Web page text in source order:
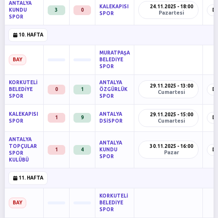
ANTALYA
KUNDU
SPOR
3 0
KALEKAPISI
SPOR
24.11.2025 - 18:00
Pazartesi
10. HAFTA
BAY
MURATPAŞA
BELEDİYE
SPOR
KORKUTELİ
BELEDİYE
SPOR
0 1
ANTALYA
ÖZGÜRLÜK
SPOR
29.11.2025 - 13:00
Cumartesi
KALEKAPISI
SPOR
1 9
ANTALYA
DSİSPOR
29.11.2025 - 15:00
Cumartesi
ANTALYA
TOPÇULAR
SPOR
KULÜBÜ
1 4
ANTALYA
KUNDU
SPOR
30.11.2025 - 16:00
Pazar
11. HAFTA
BAY
KORKUTELİ
BELEDİYE
SPOR